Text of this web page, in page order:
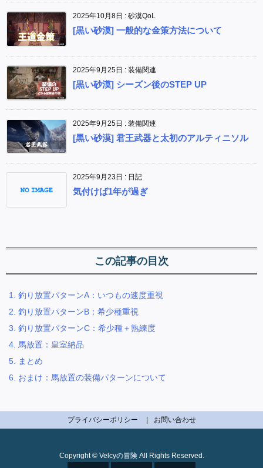
2025年10月8日 : 砂漠QoL
[黒い砂漠] 一般的な金策方法について
2025年9月25日 : 装備関連
[黒い砂漠] シーズン後のSTEP UP
2025年9月25日 : 装備関連
[黒い砂漠] 君王武器と太初のアルティニソル
2025年9月23日 : 日記
気付けば1年が過ぎ
この記事の目次
1. 釣り放置パターンA：いつもの速度重視
2. 釣り放置パターンB：希少種重視
3. 釣り放置パターンC：希少種＋熟練度
4. 馬放置：皇室納品
5. まとめ
6. おまけ：馬放置の装備パターンについて
プライバシーポリシー お問い合わせ
Copyright © Velcyの冒険All Rights Reserved.